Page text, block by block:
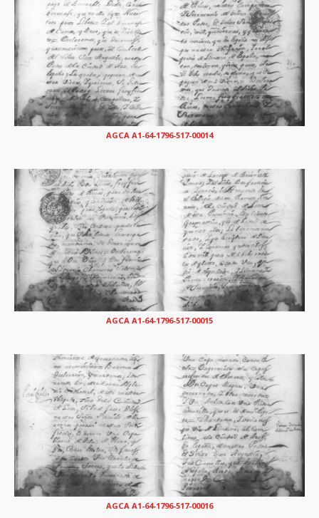
AGCA A1-64-1796-517-00014
AGCA A1-64-1796-517-00015
AGCA A1-64-1796-517-00016